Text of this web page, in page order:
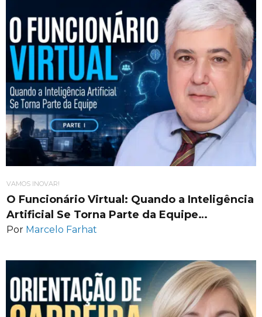
VAMOS INOVAR!
O Funcionário Virtual: Quando a Inteligência
Artificial Se Torna Parte da Equipe…
Por Marcelo Farhat